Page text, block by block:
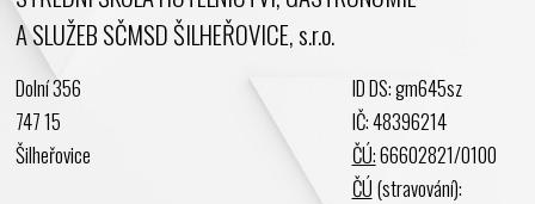
Březen 2024
Leden 2024
Listopad 2023
A SLUŽEB SČMSD ŠILHEŘOVICE, s.r.o.
Dolní 356
747 15
Šilheřovice
ID DS: gm645sz
IČ: 48396214
ČÚ:66602821/0100
ČÚ (stravování):